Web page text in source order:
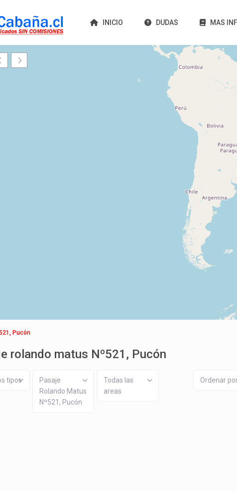
INICIO DUDAS MAS
Cargando mapas
Pucón
rolando matus Nº521, Pucón
tipos
Pasaje
Rolando Matus
Nº521, Pucón
Todas las
areas
Ordenar